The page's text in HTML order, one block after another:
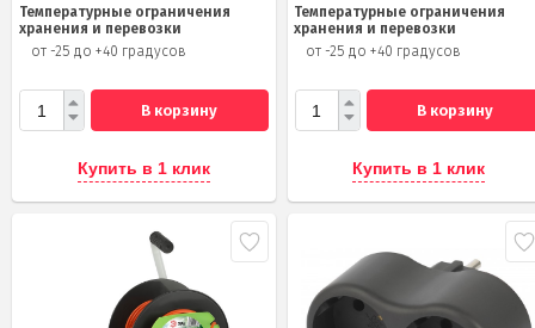
Температурные ограничения
хранения и перевозки
от -25 до +40 градусов
В корзину
Купить в 1 клик
Температурные ограничения
хранения и перевозки
от -25 до +40 градусов
В корзину
Купить в 1 клик